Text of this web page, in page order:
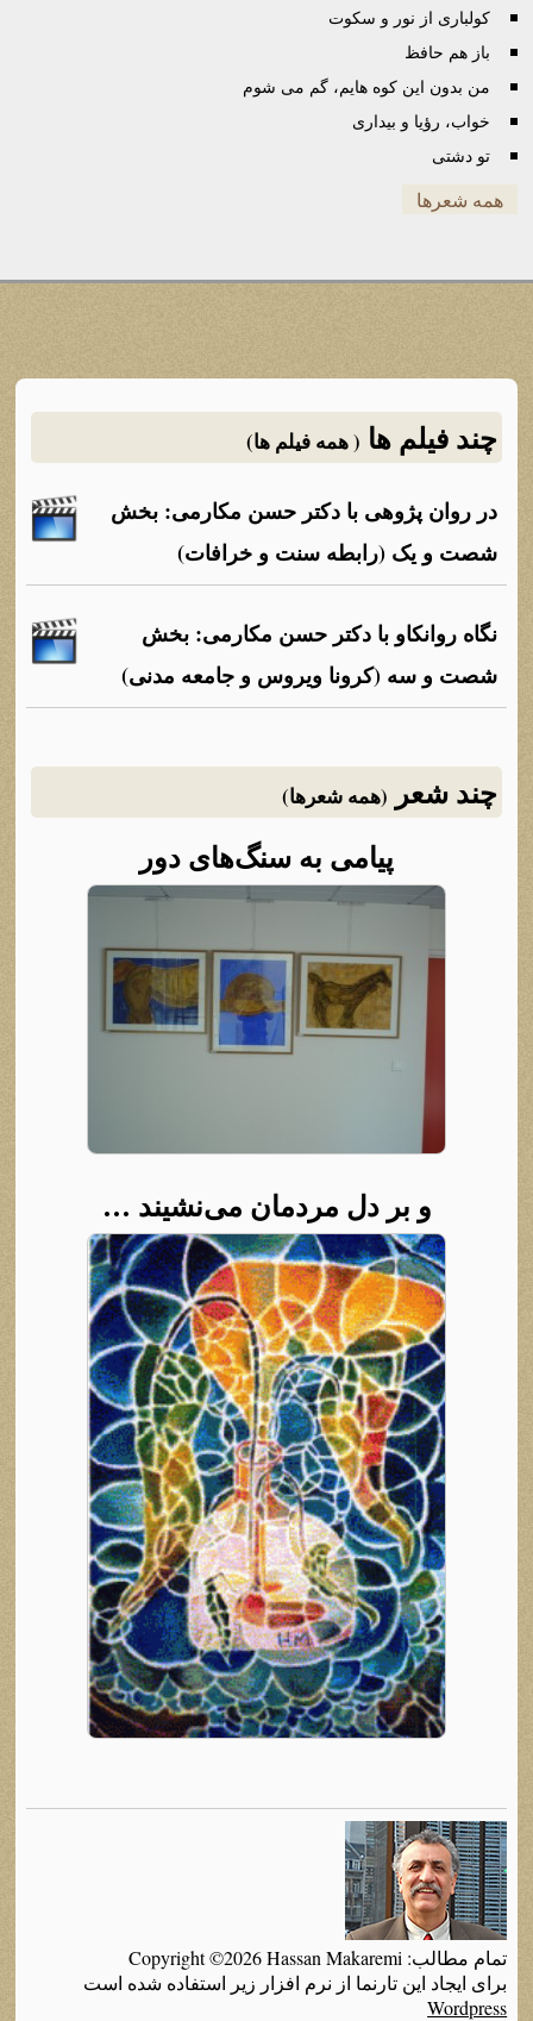
کولباری از نور و سکوت
باز هم حافظ
من بدون این کوه هایم، گم می شوم
خواب، رؤیا و بیداری
تو دشتی
همه شعرها
چند فیلم ها ( همه فیلم ها)
در روان پژوهی با دکتر حسن مکارمی: بخش
شصت و یک (رابطه سنت و خرافات)
نگاه روانکاو با دکتر حسن مکارمی: بخش
شصت و سه (کرونا ویروس و جامعه مدنی)
چند شعر (همه شعرها)
پیامی به سنگ‌های دور
و بر دل مردمان می‌نشیند …
تمام مطالب: Copyright ©2026 Hassan Makaremi
برای ایجاد این تارنما از نرم افزار زیر استفاده شده است
Wordpress